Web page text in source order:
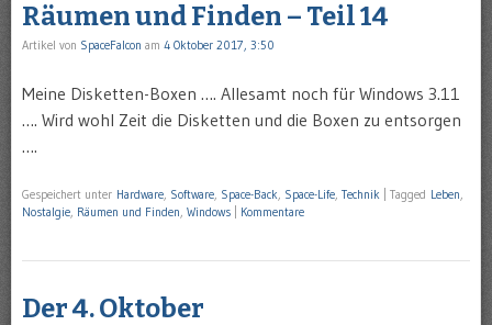
Räumen und Finden – Teil 14
Artikel von SpaceFalcon am 4 Oktober 2017, 3:50
Meine Disketten-Boxen …. Allesamt noch für Windows 3.11
…. Wird wohl Zeit die Disketten und die Boxen zu entsorgen
….
Gespeichert unter Hardware, Software, Space-Back, Space-Life, Technik Tagged Leben,
Nostalgie, Räumen und Finden, Windows Kommentare
Der 4. Oktober